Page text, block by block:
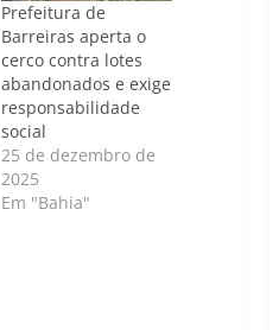
Prefeitura de
Barreiras aperta o
cerco contra lotes
abandonados e exige
responsabilidade
social
25 de dezembro de
2025
Em "Bahia"